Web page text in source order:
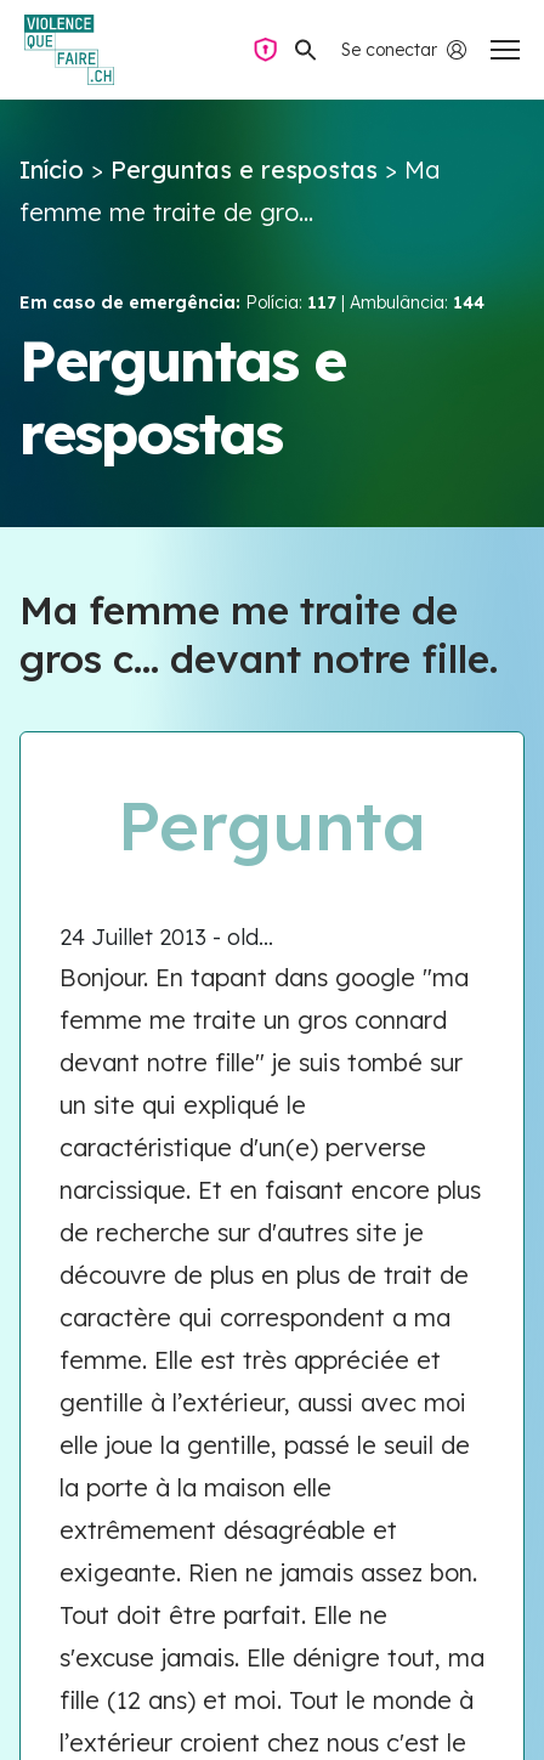
Se conectar
Perguntas e respostas
Violência no casal
Recursos e campanhas
Équipe VIOLENCE QUE FAIRE
Meet our team
Navegação privada
Início > Perguntas e respostas > Ma
femme me traite de gro...
Em caso de emergência: Polícia: 117 | Ambulância: 144
Perguntas e
respostas
Ma femme me traite de
gros c... devant notre fille.
Pergunta
24 Juillet 2013 - old...
Bonjour. En tapant dans google "ma
femme me traite un gros connard
devant notre fille" je suis tombé sur
un site qui expliqué le
caractéristique d'un(e) perverse
narcissique. Et en faisant encore plus
de recherche sur d'autres site je
découvre de plus en plus de trait de
caractère qui correspondent a ma
femme. Elle est très appréciée et
gentille à l’extérieur, aussi avec moi
elle joue la gentille, passé le seuil de
la porte à la maison elle
extrêmement désagréable et
exigeante. Rien ne jamais assez bon.
Tout doit être parfait. Elle ne
s'excuse jamais. Elle dénigre tout, ma
fille (12 ans) et moi. Tout le monde à
l’extérieur croient chez nous c'est le